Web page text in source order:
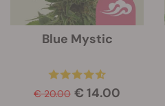
Blue Mystic
€ 20.00 € 14.00